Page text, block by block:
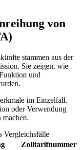
von
stammen aus der
Sie zeigen, wie
und
im Einzelfall.
oder Verwendung
Vergleichsfälle
Zolltarifnummer